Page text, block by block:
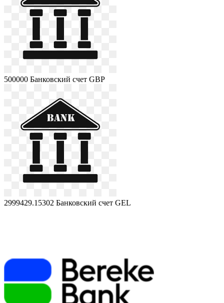
500000 Банковский счет GBP
2999429.15302 Банковский счет GEL